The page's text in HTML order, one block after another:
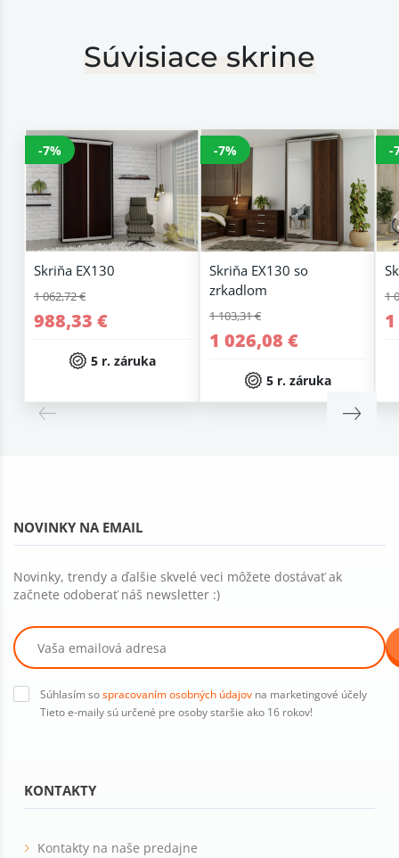
Súvisiace skrine
-7%
Skriňa EX130
1 062,72 €
988,33 €
5 r. záruka
-7%
Skriňa EX130 so
zrkadlom
1 103,31 €
1 026,08 €
5 r. záruka
-
1
KONTAKTY
Kontakty na naše predajne
NOVINKY NA EMAIL
Novinky, trendy a ďalšie skvelé veci môžete dostávať ak
začnete odoberať náš newsletter :)
Súhlasím sospracovaním osobných údajov na marketingové účely
Tieto e-maily sú určené pre osoby staršie ako 16 rokov!